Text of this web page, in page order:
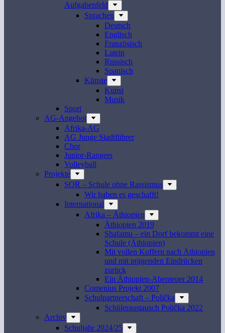
Aufgabenfeld
Sprachen
Deutsch
Englisch
Französisch
Latein
Russisch
Spanisch
Künste
Kunst
Musik
Sport
AG-Angebot
Afrika-AG
AG Junge Stadtführer
Chor
Junior-Rangers
Volleyball
Projekte
SOR – Schule ohne Rassismus
Wir haben es geschafft!
International
Afrika – Äthiopien
Äthiopien 2019
Shafamu – ein Dorf bekommt eine
Schule (Äthiopien)
Mit vollen Koffern nach Äthiopien
und mit prägenden Eindrücken
zurück
Ein Äthiopien-Abenteuer 2014
Comenius Projekt 2007
Schulpartnerschaft – Polička
Schüleraustausch Polička 2022
Archiv
Schuljahr 2024/25